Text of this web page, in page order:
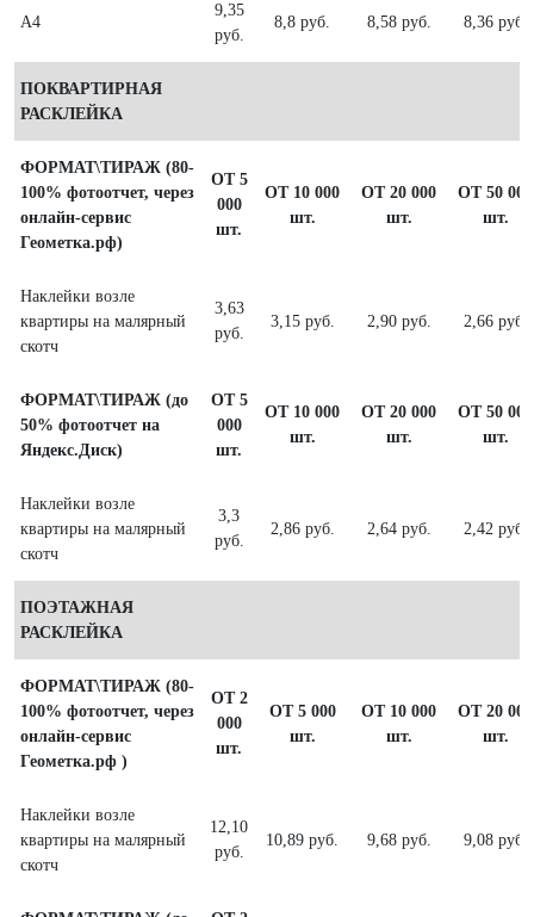
А4
9,35
руб.
8,8 руб. 8,58 руб. 8,36 руб.
ПОКВАРТИРНАЯ
РАСКЛЕЙКА
ФОРМАТ\ТИРАЖ (80-
100% фотоотчет, через
онлайн-сервис
Геометка.рф)
ОТ 5
000
шт.
ОТ 10 000
шт.
ОТ 20 000
шт.
ОТ 50 000
шт.
Наклейки возле
квартиры на малярный
скотч
3,63
руб.
3,15 руб. 2,90 руб. 2,66 руб.
ФОРМАТ\ТИРАЖ (до
50% фотоотчет на
Яндекс.Диск)
ОТ 5
000
шт.
ОТ 10 000
шт.
ОТ 20 000
шт.
ОТ 50 000
шт.
Наклейки возле
квартиры на малярный
скотч
3,3
руб.
2,86 руб. 2,64 руб. 2,42 руб.
ПОЭТАЖНАЯ
РАСКЛЕЙКА
ФОРМАТ\ТИРАЖ (80-
100% фотоотчет, через
онлайн-сервис
Геометка.рф )
ОТ 2
000
шт.
ОТ 5 000
шт.
ОТ 10 000
шт.
ОТ 20 000
шт.
Наклейки возле
квартиры на малярный
скотч
12,10
руб.
10,89 руб. 9,68 руб. 9,08 руб.